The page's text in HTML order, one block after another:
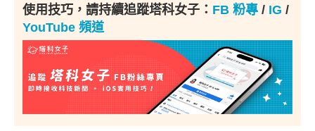
使用技巧，請持續追蹤塔科女子： FB 粉專 / IG /
YouTube 頻道